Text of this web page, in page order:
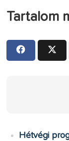
Tartalom
Hétvégi